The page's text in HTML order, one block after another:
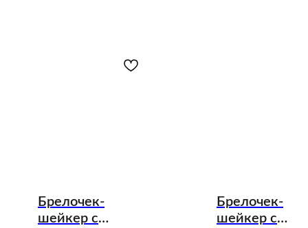
Брелочек-
шейкер с
Брелочек-
шейкер с